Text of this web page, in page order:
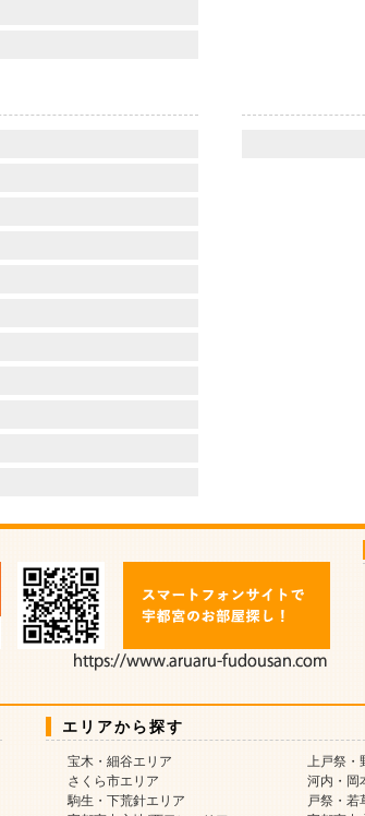
エリアから探す
宝木・細谷エリア 上戸祭・
さくら市エリア
河内・岡
駒生・下荒針エリア
戸祭・若